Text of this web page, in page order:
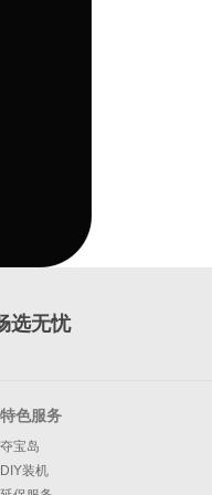
选无忧
特色服务
夺宝岛
DIY装机